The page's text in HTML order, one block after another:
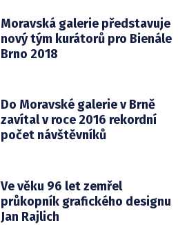
Moravská galerie představuje
nový tým kurátorů pro Bienále
Brno 2018
Do Moravské galerie v Brně
zavítal v roce 2016 rekordní
počet návštěvníků
Ve věku 96 let zemřel
průkopník grafického designu
Jan Rajlich